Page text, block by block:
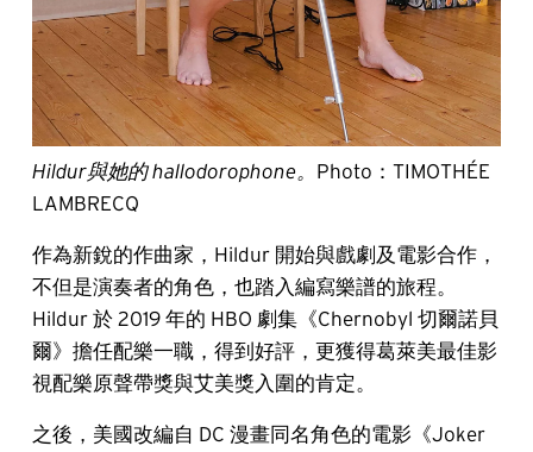
Hildur與她的 hallodorophone。 Photo：TIMOTHÉE
LAMBRECQ
作為新銳的作曲家，Hildur 開始與戲劇及電影合作，
不但是演奏者的角色，也踏入編寫樂譜的旅程。
Hildur 於 2019 年的 HBO 劇集《Chernobyl 切爾諾貝
爾》擔任配樂一職，得到好評，更獲得葛萊美最佳影
視配樂原聲帶獎與艾美獎入圍的肯定。
之後，美國改編自 DC 漫畫同名角色的電影《Joker